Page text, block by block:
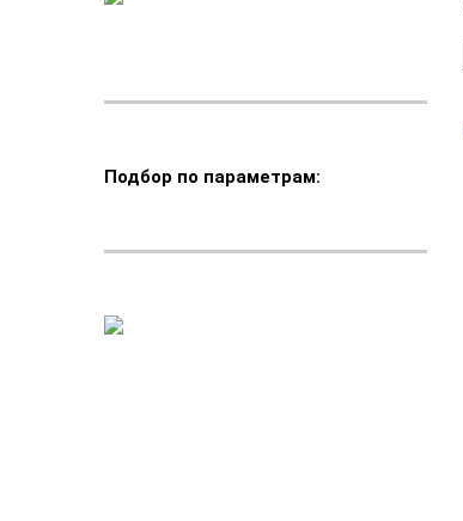
Подбор по параметрам: